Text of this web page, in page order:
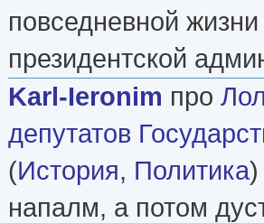
повседневной
президентской
Karl-Ieronim про
депутатов
(История, Политика)
напалм, а потом